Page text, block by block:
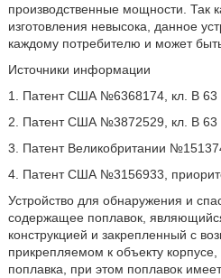
производственные мощности. Так
изготовления невысока, данное
каждому потребителю и может
Источники информации
1. Патент США №6368174, кл. В 63
2. Патент США №3872529, кл. В 63
3. Патент Великобритании
4. Патент США №3156933,
Устройство для обнаружения и
содержащее поплавок,
конструкцией и закрепленный с
прикрепляемом к объекту
поплавка, при этом поплавок